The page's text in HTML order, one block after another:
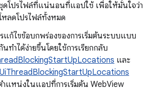
ดโปรไฟล์ที่แน่นอนที่แอปใช้ เพื่อให้มั่นใจว่า
หลดโปรไฟล์ทั้งหมด
แก้ไขข้อบกพร่องของการเริ่มต้นระบบแบบ
ทำได้ง่ายขึ้นโดยใช้การเรียกกลับ
และ
ำแหน่งในแอปที่การเริ่มต้น WebView